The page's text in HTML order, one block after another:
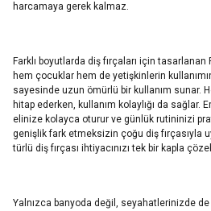
harcamaya gerek kalmaz.
Farklı boyutlarda diş fırçaları için tasarlanan
hem çocuklar hem de yetişkinlerin
sayesinde uzun ömürlü bir kullanım sunar.
hitap ederken, kullanım kolaylığı da sağlar.
elinize kolayca oturur ve günlük rutininizi
genişlik fark etmeksizin çoğu diş fırçasıyla
türlü diş fırçası ihtiyacınızı tek bir kapla
Yalnızca banyoda değil, seyahatlerinizde de